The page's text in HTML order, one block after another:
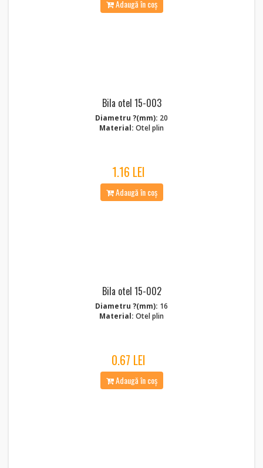
Adaugă în coș
Bila otel 15-003
Diametru ?(mm): 20
Material: Otel plin
1.16 LEI
Adaugă în coș
Bila otel 15-002
Diametru ?(mm): 16
Material: Otel plin
0.67 LEI
Adaugă în coș